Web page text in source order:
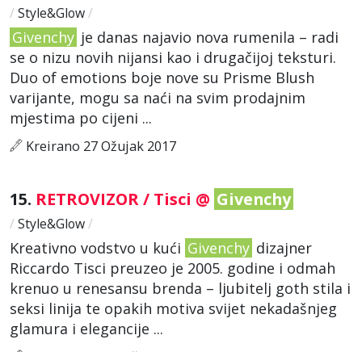
/ Style&Glow/
Givenchy je danas najavio nova rumenila – radi
se o nizu novih nijansi kao i drugačijoj teksturi.
Duo of emotions boje nove su Prisme Blush
varijante, mogu sa naći na svim prodajnim
mjestima po cijeni ...
Kreirano 27 Ožujak 2017
15. RETROVIZOR / Tisci @ Givenchy
/ Style&Glow/
Kreativno vodstvo u kući Givenchy dizajner
Riccardo Tisci preuzeo je 2005. godine i odmah
krenuo u renesansu brenda – ljubitelj goth stila i
seksi linija te opakih motiva svijet nekadašnjeg
glamura i elegancije ...